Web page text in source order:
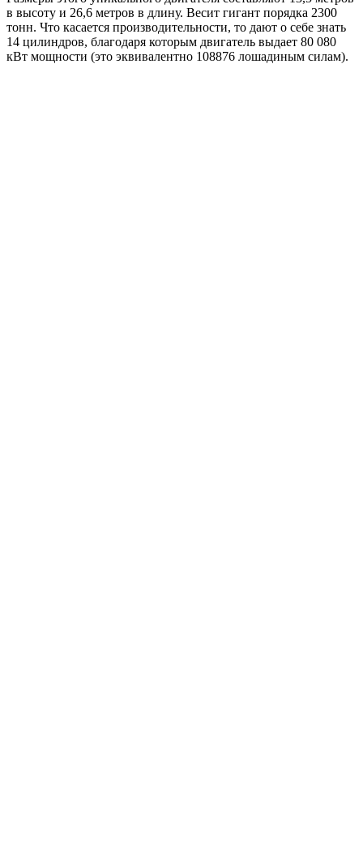
в высоту и 26,6 метров в длину. Весит гигант порядка 2300
тонн. Что касается производительности, то дают о себе знать
14 цилиндров, благодаря которым двигатель выдает 80 080
кВт мощности (это эквивалентно 108876 лошадиным силам).